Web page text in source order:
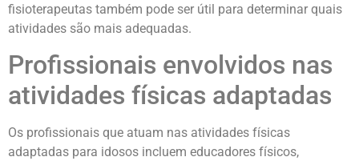
fisioterapeutas também pode ser útil para determinar quais
atividades são mais adequadas.
Profissionais envolvidos nas
atividades físicas adaptadas
Os profissionais que atuam nas atividades físicas
adaptadas para idosos incluem educadores físicos,